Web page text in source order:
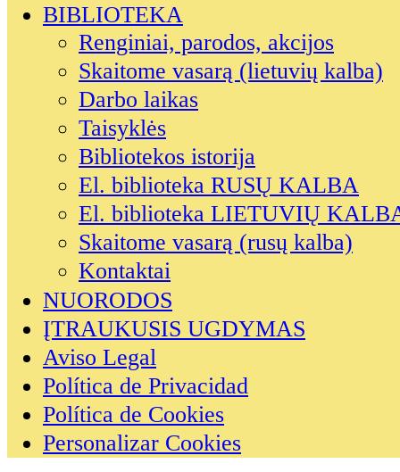
BIBLIOTEKA
Renginiai, parodos, akcijos
Skaitome vasarą (lietuvių kalba)
Darbo laikas
Taisyklės
Bibliotekos istorija
El. biblioteka RUSŲ KALBA
El. biblioteka LIETUVIŲ
Skaitome vasarą (rusų kalba)
Kontaktai
NUORODOS
ĮTRAUKUSIS UGDYMAS
Aviso Legal
Política de Privacidad
Política de Cookies
Personalizar Cookies